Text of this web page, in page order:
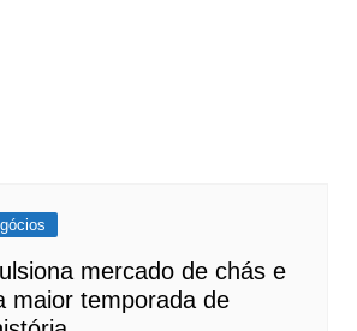
mercado de chás e
maior temporada de